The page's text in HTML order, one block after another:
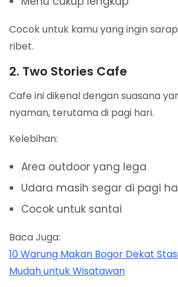
Cocok untuk kamu yang ingin
ribet.
2. Two Stories Cafe
Cafe ini dikenal dengan suasana
nyaman, terutama di pagi hari.
Kelebihan:
Area outdoor yang lega
Udara masih segar di pagi
Cocok untuk santai
Baca Juga:
10 Warung Makan Bogor Dekat
Mudah untuk Wisatawan